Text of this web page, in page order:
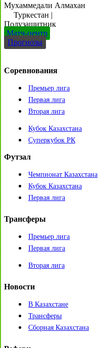
Мухаммедали Алмахан
Туркестан |
Полузащитник
Матч-центр
Прогнозы
Соревнования
Премьер лига
Первая лига
Вторая лига
Кубок Казахстана
Суперкубок РК
Футзал
Чемпионат Казахстана
Кубок Казахстана
Первая лига
Трансферы
Премьер лига
Первая лига
Вторая лига
Новости
В Казахстане
Трансферы
Сборная Казахстана